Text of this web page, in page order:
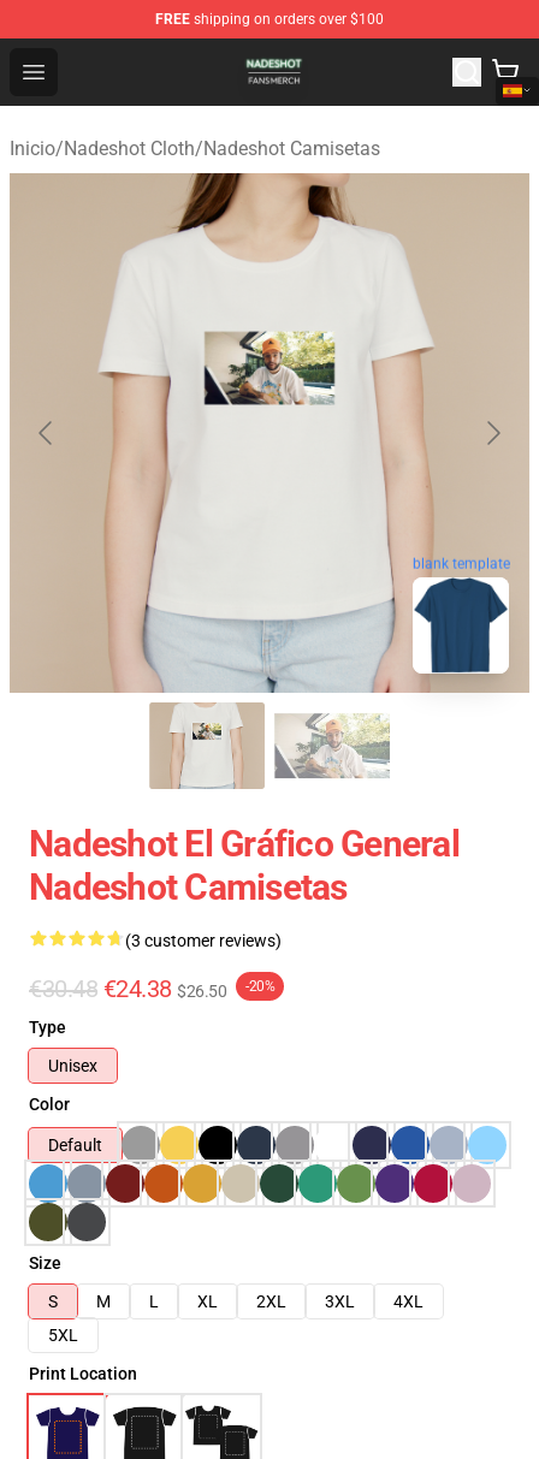
FREE shipping on orders over $100
Open menu
Nadeshot Shop - Official Nadeshot Merchandise Store
Inicio/Nadeshot Cloth/Nadeshot Camisetas
blank template
Nadeshot El Gráfico General
Nadeshot Camisetas
(3 customer reviews)
€30.48 €24.38 $26.50 -20%
Type
Unisex
Color
Default
Size
S
M L XL 2XL 3XL
4XL
5XL
Print Location